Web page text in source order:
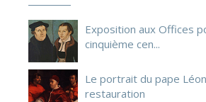
Exposition aux Offices
cinquième cen...
Le portrait du pape
restauration